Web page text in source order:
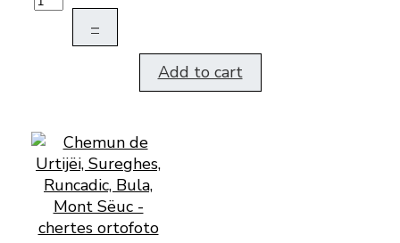
–
Add to cart